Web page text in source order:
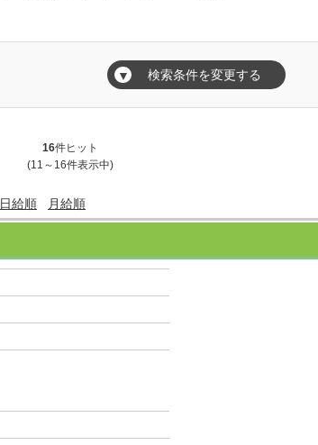
▼ 検索条件を変更する
16件ヒット
(11～16件表示中)
日給順 月給順